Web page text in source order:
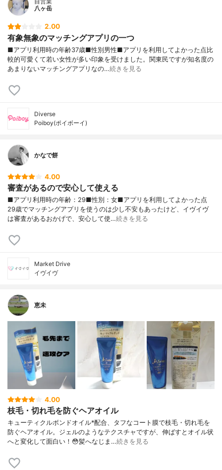
八ヶ岳
2.00
有象無象のマッチングアプリの一つ
■アプリ利用時の年齢37歳■性別男性■アプリを利用してよかった点比
較的可愛くて若い女性が多い印象を受けました。関東民ですが知名度の
あまりないマッチングアプリなの…続きを見る
Diverse
Poiboy(ポイボーイ)
かなで餅
4.00
審査があるので安心して使える
■アプリ利用時の年齢：29■性別：女■アプリを利用してよかった点
29歳でマッチングアプリを使うのは少し不安もあったけど、イヴイヴ
は審査があるおかげで、安心して使…続きを見る
Market Drive
イヴイヴ
恵未
4.00
枝毛・切れ毛を防ぐヘアオイル
キューティクルボンドオイル*配合、タフなコート膜で枝毛・切れ毛を
防ぐヘアオイル。ジェルのようなテクスチャですが、伸ばすとオイル状
へと変化して面白い！😳髪へなじま…続きを見る